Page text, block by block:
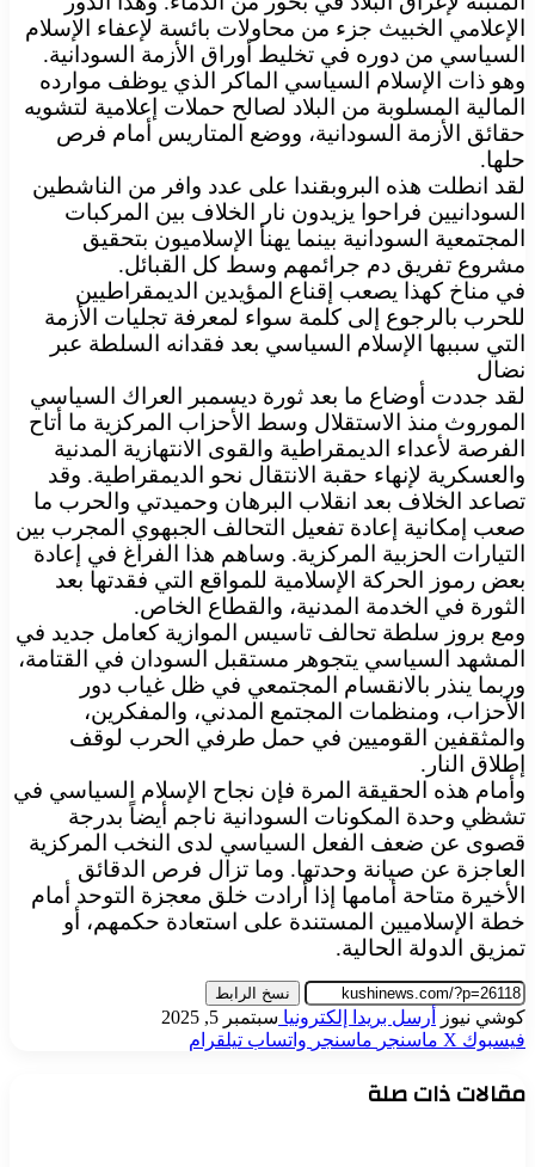
الإعلامي الخبيث جزء من محاولات بائسة لإعفاء الإسلام
السياسي من دوره في تخليط أوراق الأزمة السودانية.
وهو ذات الإسلام السياسي الماكر الذي يوظف موارده
المالية المسلوبة من البلاد لصالح حملات إعلامية لتشويه
حقائق الأزمة السودانية، ووضع المتاريس أمام فرص
حلها.
لقد انطلت هذه البروبقندا على عدد وافر من الناشطين
السودانيين فراحوا يزيدون نار الخلاف بين المركبات
المجتمعية السودانية بينما يهنأ الإسلاميون بتحقيق
مشروع تفريق دم جرائمهم وسط كل القبائل.
في مناخ كهذا يصعب إقناع المؤيدين الديمقراطيين
للحرب بالرجوع إلى كلمة سواء لمعرفة تجليات الأزمة
التي سببها الإسلام السياسي بعد فقدانه السلطة عبر
نضال
لقد جددت أوضاع ما بعد ثورة ديسمبر العراك السياسي
الموروث منذ الاستقلال وسط الأحزاب المركزية ما أتاح
الفرصة لأعداء الديمقراطية والقوى الانتهازية المدنية
والعسكرية لإنهاء حقبة الانتقال نحو الديمقراطية. وقد
تصاعد الخلاف بعد انقلاب البرهان وحميدتي والحرب ما
صعب إمكانية إعادة تفعيل التحالف الجبهوي المجرب بين
التيارات الحزبية المركزية. وساهم هذا الفراغ في إعادة
بعض رموز الحركة الإسلامية للمواقع التي فقدتها بعد
الثورة في الخدمة المدنية، والقطاع الخاص.
ومع بروز سلطة تحالف تاسيس الموازية كعامل جديد في
المشهد السياسي يتجوهر مستقبل السودان في القتامة،
وربما ينذر بالانقسام المجتمعي في ظل غياب دور
الأحزاب، ومنظمات المجتمع المدني، والمفكرين،
والمثقفين القوميين في حمل طرفي الحرب لوقف
إطلاق النار.
وأمام هذه الحقيقة المرة فإن نجاح الإسلام السياسي في
تشظي وحدة المكونات السودانية ناجم أيضاً بدرجة
قصوى عن ضعف الفعل السياسي لدى النخب المركزية
العاجزة عن صيانة وحدتها. وما تزال فرص الدقائق
الأخيرة متاحة أمامها إذا أرادت خلق معجزة التوحد أمام
خطة الإسلاميين المستندة على استعادة حكمهم، أو
تمزيق الدولة الحالية.
نسخ الرابط
كوشي نيوز أرسل بريدا إلكترونيا سبتمبر 5, 2025
فيسبوك ‫X ماسنجر ماسنجر واتساب تيلقرام
مقالات ذات صلة